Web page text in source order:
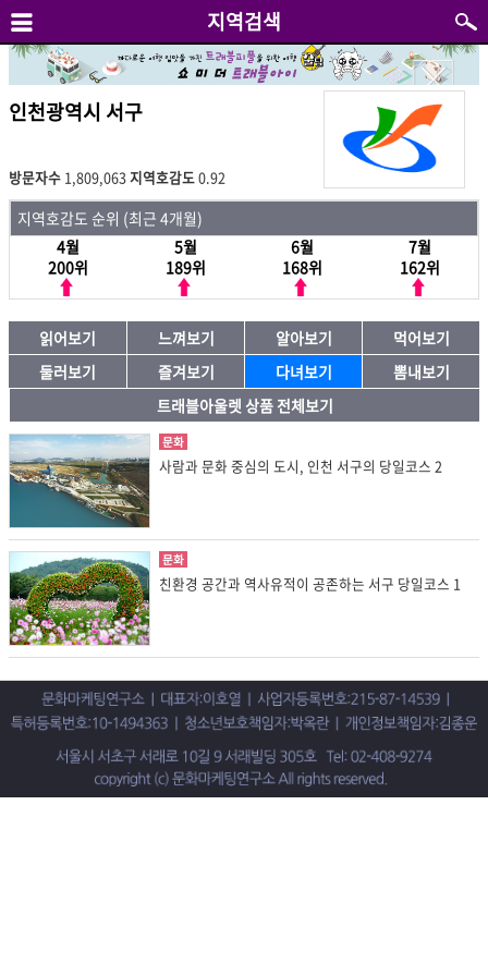
지역검색
인천광역시 서구
방문자수 1,809,063지역호감도0.92
지역호감도 순위 (최근 4개월)
4월
200위
5월
189위
6월
168위
7월
162위
읽어보기 느껴보기 알아보기
먹어보기
둘러보기
즐겨보기 다녀보기
뽐내보기
트래블아울렛 상품 전체보기
문화
사람과 문화 중심의 도시, 인천 서구의 당일코스 2
문화
친환경 공간과 역사유적이 공존하는 서구 당일코스 1